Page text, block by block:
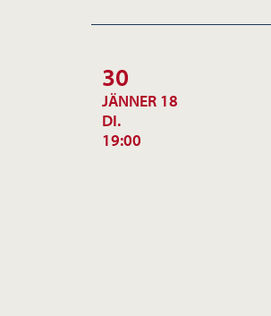
30
JÄNNER 18
DI.
19:00